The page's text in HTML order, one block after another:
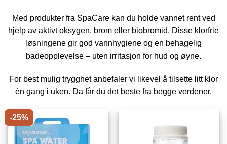
Med produkter fra SpaCare kan du holde vannet rent ved
hjelp av aktivt oksygen, brom eller biobromid. Disse klorfrie
løsningene gir god vannhygiene og en behagelig
badeopplevelse – uten irritasjon for hud og øyne.
For best mulig trygghet anbefaler vi likevel å tilsette litt klor
én gang i uken. Da får du det beste fra begge verdener.
-25%